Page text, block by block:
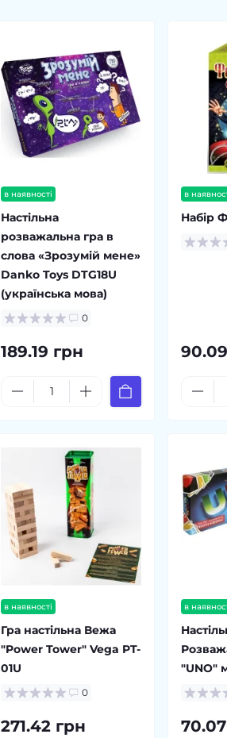
в наявності
Настільна
розважальна гра в
слова «Зрозумій мене»
Danko Toys DTG18U
(українська мова)
0
189.19 грн
в
Набір
в наявності
Гра настільна Вежа
"Power Tower" Vega PT-
01U
0
271.42 грн
в
"UNO"